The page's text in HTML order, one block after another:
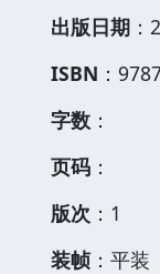
出版日期
ISBN ：
字数 ：
页码 ：
版次 ：1
装帧 ：平装